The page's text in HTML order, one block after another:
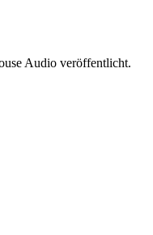
Audio veröffentlicht.